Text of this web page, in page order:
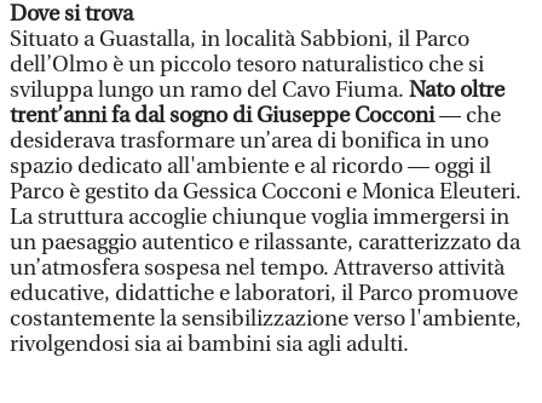
Dove si trova
Situato a Guastalla, in località Sabbioni, il Parco
dell’Olmo è un piccolo tesoro naturalistico che si
sviluppa lungo un ramo del Cavo Fiuma. Nato oltre
trent’anni fa dal sogno di Giuseppe Cocconi— che
desiderava trasformare un’area di bonifica in uno
spazio dedicato all'ambiente e al ricordo — oggi il
Parco è gestito da Gessica Cocconi e Monica Eleuteri.
La struttura accoglie chiunque voglia immergersi in
un paesaggio autentico e rilassante, caratterizzato da
un’atmosfera sospesa nel tempo. Attraverso attività
educative, didattiche e laboratori, il Parco promuove
costantemente la sensibilizzazione verso l'ambiente,
rivolgendosi sia ai bambini sia agli adulti.